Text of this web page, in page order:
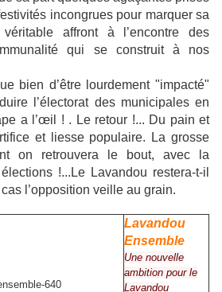
incongrues pour marquer sa
véritable affront à l’encontre des
qui se construit à nos
bien d’être lourdement "impacté"
l’électorat des municipales en
a l’œil ! . Le retour !... Du pain et
et liesse populaire. La grosse
on retrouvera le bout, avec la
!...Le Lavandou restera-t-il
l’opposition veille au grain.
Lavandou
Ensemble
Une nouvelle
ambition pour le
Lavandou